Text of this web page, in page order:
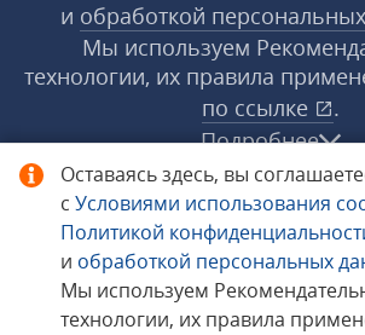
Оставаясь здесь, вы
с Условиями использования
Политикой
и обработкой персональных
Мы используем
технологии, их правила
и обработкой
Мы используем
технологии, их правила
по ссылке
.
Подробнее
© 1998−2026 «1С‑Рарус» ®.
защищены.
Сообщить об